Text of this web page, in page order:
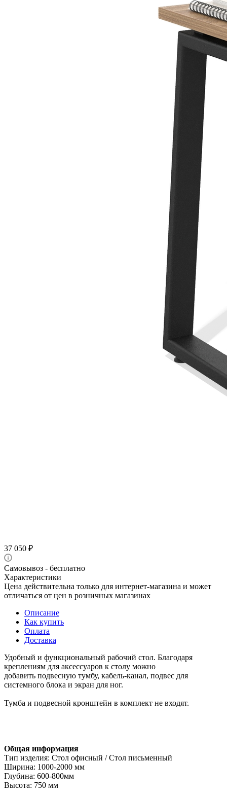
37 050 ₽
Самовывоз - бесплатно
Характеристики
Цена действительна только для интернет-магазина и может
отличаться от цен в розничных магазинах
Описание
Как купить
Оплата
Доставка
Удобный и функциональный рабочий стол. Благодаря
креплениям для аксессуаров к столу можно
добавить подвесную тумбу, кабель-канал, подвес для
системного блока и экран для ног.
Тумба и подвесной кронштейн в комплект не входят.
Общая информация
Тип изделия: Стол офисный / Стол письменный
Ширина: 1000-2000 мм
Глубина: 600-800мм
Высота: 750 мм